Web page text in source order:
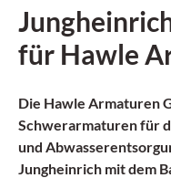
für Hawle
Die Hawle Armaturen
Schwerarmaturen für
und
Jungheinrich mit dem